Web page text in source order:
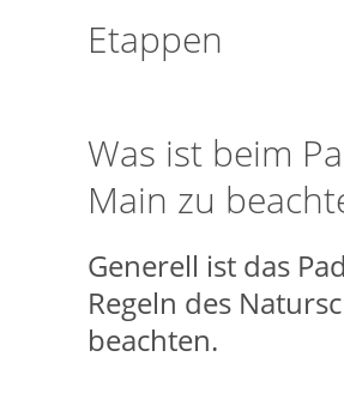
Etappen
Was ist beim
Main zu
Generell ist das
Regeln des
beachten.